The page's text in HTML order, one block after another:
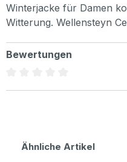
Winterjacke für Damen
Witterung. Wellensteyn
Bewertungen
Produktgalerie
Ähnliche Artikel